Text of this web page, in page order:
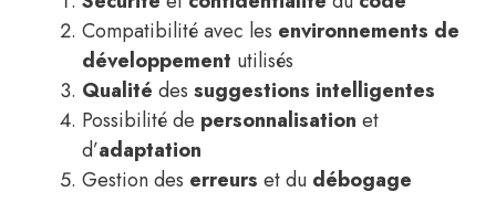
Compatibilité avec les environnements de
développement utilisés
Qualité des suggestions intelligentes
Possibilité de personnalisation et
d’adaptation
Gestion des erreurs et du débogage